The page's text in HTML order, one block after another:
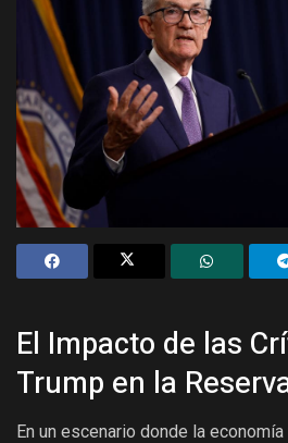
El Impacto de las
Trump en la
En un escenario donde la